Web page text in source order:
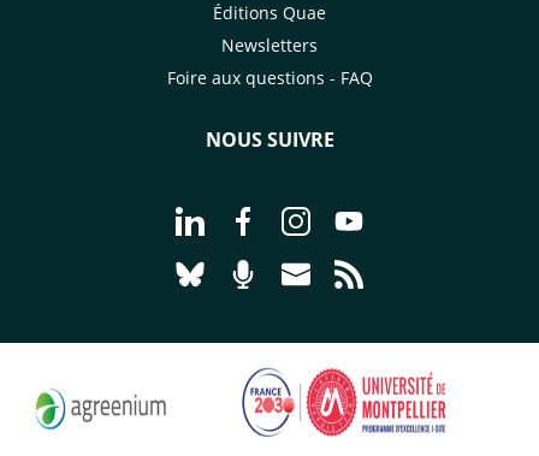
Éditions Quae
Newsletters
Foire aux questions - FAQ
NOUS SUIVRE
Aller à la page Nous suivre sur
Aller à la page Nous suivre sur
Aller à la page Nous
Aller à la page
Aller à la page Nous suivre sur
Aller à la page Nourrir le
Aller à la page Nous